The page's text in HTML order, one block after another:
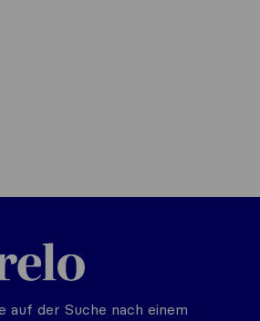
auf der Suche nach einem